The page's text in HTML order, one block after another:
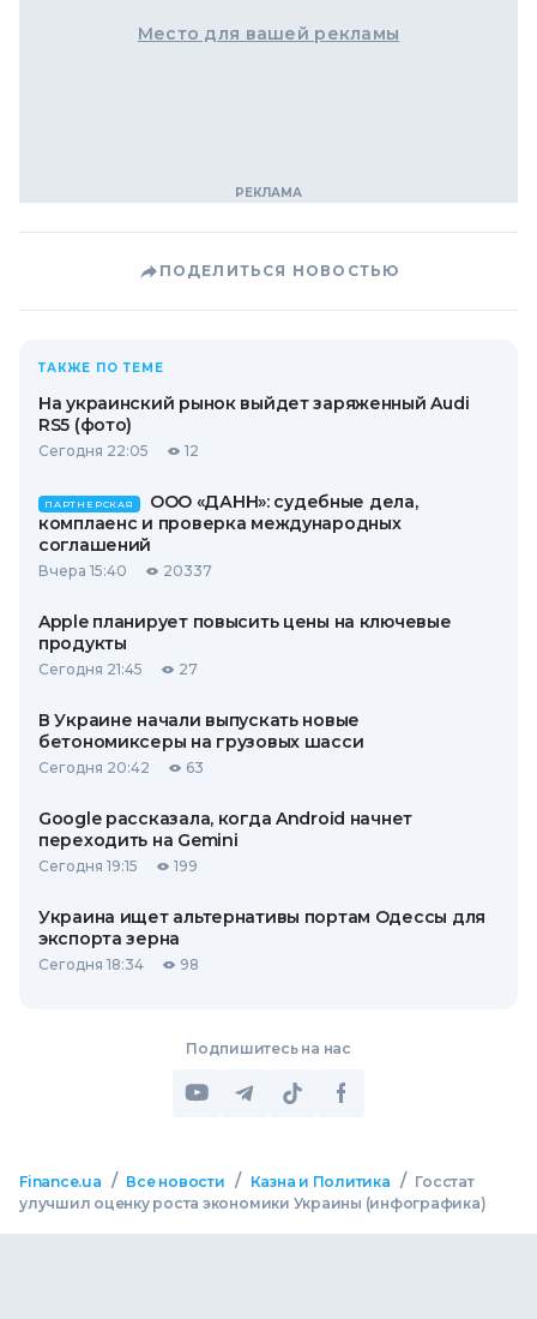
Место для вашей рекламы
ПОДЕЛИТЬСЯ НОВОСТЬЮ
ТАКЖЕ ПО ТЕМЕ
На украинский рынок выйдет заряженный Audi
RS5 (фото)
Сегодня 22:05 12
ПАРТНЕРСКАЯ
ООО «ДАНН»: судебные дела,
комплаенс и проверка международных
соглашений
Вчера 15:40 20337
Apple планирует повысить цены на ключевые
продукты
Сегодня 21:45 27
В Украине начали выпускать новые
бетономиксеры на грузовых шасси
Сегодня 20:42 63
Google рассказала, когда Android начнет
переходить на Gemini
Сегодня 19:15 199
Украина ищет альтернативы портам Одессы для
экспорта зерна
Сегодня 18:34 98
Подпишитесь на нас
Finance.ua / Все новости / Казна и Политика / Госстат
улучшил оценку роста экономики Украины (инфографика)